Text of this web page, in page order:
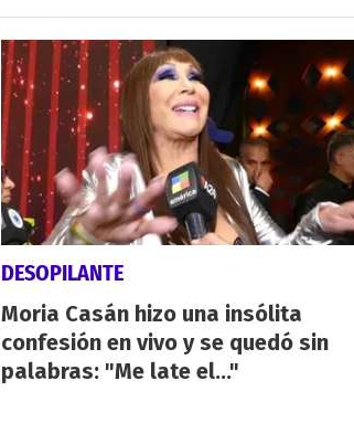
DESOPILANTE
Moria Casán hizo una insólita
confesión en vivo y se quedó sin
palabras: "Me late el..."